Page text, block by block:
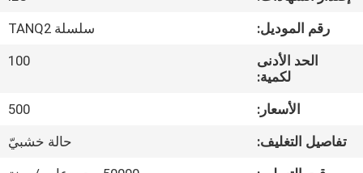
معلومات
جولة
في
رقم الموديل:
سلسلة TANQ2
الحد الأدنى
لكمية:
100
الأسعار:
500
تفاصيل التغليف:
حالة خشبيّ